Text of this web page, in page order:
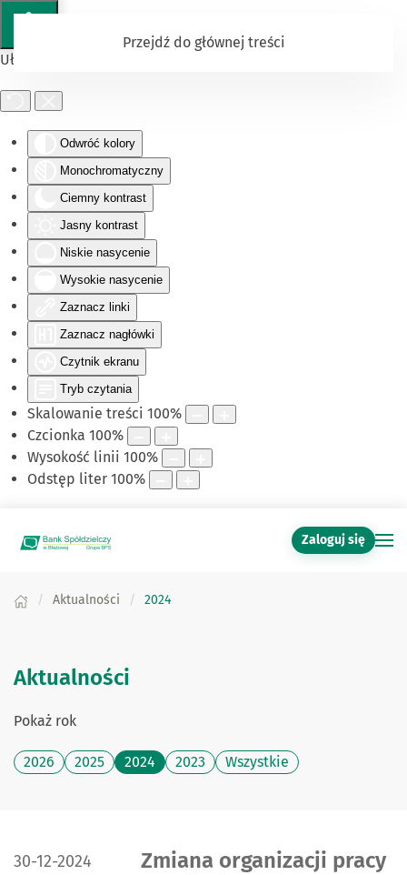
Ułatwienia dostępu
Odwróć kolory
Monochromatyczny
Ciemny kontrast
Jasny kontrast
Niskie nasycenie
Wysokie nasycenie
Zaznacz linki
Zaznacz nagłówki
Czytnik ekranu
Tryb czytania
Skalowanie treści 100%
Czcionka 100%
Wysokość linii 100%
Odstęp liter 100%
Przejdź do głównej treści
Zaloguj się
Aktualności 2024
Aktualności
Pokaż rok
2026 2025 2024 2023 Wszystkie
DATA PUBLIKACJI:
30-12-2024
Zmiana organizacji pracy